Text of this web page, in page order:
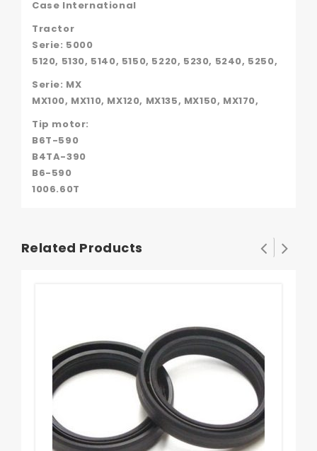
91
Case International
Tractor
Serie: 5000
5120, 5130, 5140, 5150, 5220, 5230, 5240, 5250,
Serie: MX
MX100, MX110, MX120, MX135, MX150, MX170,
Tip motor:
B6T-590
B4TA-390
B6-590
1006.60T
Related Products